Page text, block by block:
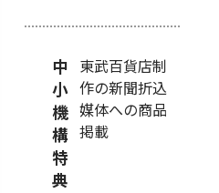
中
小
機
構
特
典
東武百貨店制
作の新聞折込
媒体への商品
掲載